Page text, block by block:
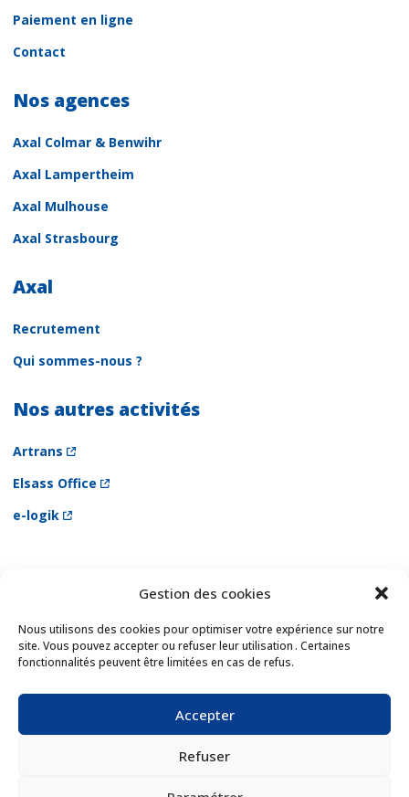
Gestion des cookies
Nous utilisons des cookies pour optimiser votre expérience sur notre
site. Vous pouvez accepter ou refuser leur utilisation . Certaines
fonctionnalités peuvent être limitées en cas de refus.
Accepter
Refuser
Paiement en ligne
Contact
Nos agences
Axal Colmar & Benwihr
Axal Lampertheim
Axal Mulhouse
Axal Strasbourg
Axal
Recrutement
Qui sommes-nous ?
Nos autres activités
Artrans
Elsass Office
e-logik
Newsletter
Email *